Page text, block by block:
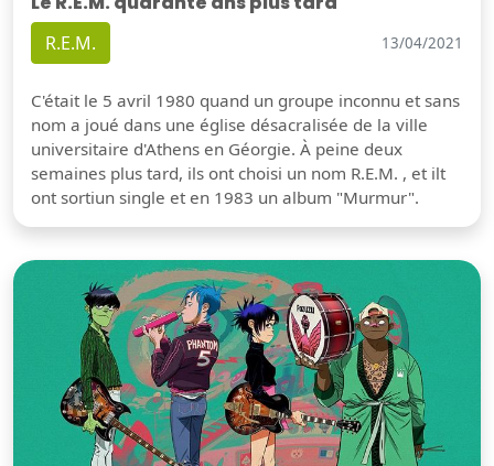
R.E.M. 13/04/2021
C'était le 5 avril 1980 quand un groupe inconnu et sans
nom a joué dans une église désacralisée de la ville
universitaire d'Athens en Géorgie. À peine deux
semaines plus tard, ils ont choisi un nom R.E.M. , et ilt
ont sortiun single et en 1983 un album "Murmur".